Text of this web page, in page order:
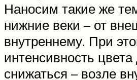
Наносим такие же
нижние веки – от
внутреннему. При
интенсивность
снижаться – возле